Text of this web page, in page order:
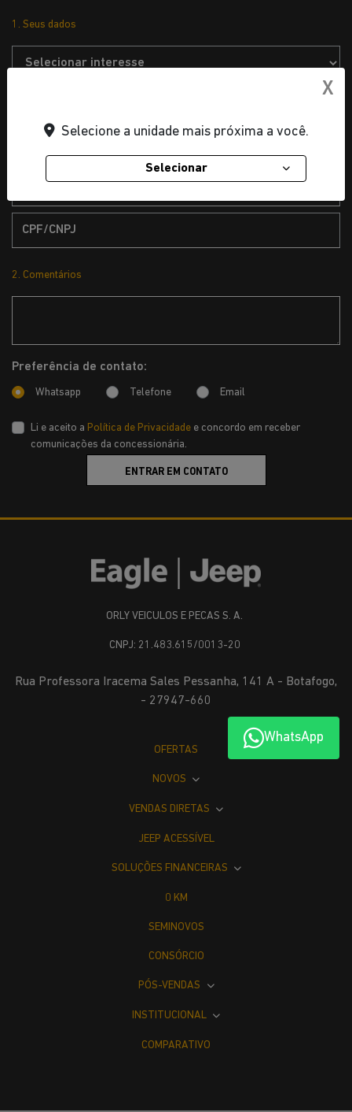
1. Seus dados
2. Comentários
Preferência de contato:
Whatsapp Telefone Email
Li e aceito a Política de Privacidade e concordo em receber
comunicações da concessionária.
ENTRAR EM CONTATO
WhatsApp
ORLY VEICULOS E PECAS S. A.
CNPJ: 21.483.615/0013-20
Rua Professora Iracema Sales Pessanha, 141 A - Botafogo,
- 27947-660
OFERTAS
NOVOS
VENDAS DIRETAS
JEEP ACESSÍVEL
SOLUÇÕES FINANCEIRAS
0 KM
SEMINOVOS
CONSÓRCIO
PÓS-VENDAS
INSTITUCIONAL
COMPARATIVO
X
Selecione a unidade mais próxima a você.
Selecionar